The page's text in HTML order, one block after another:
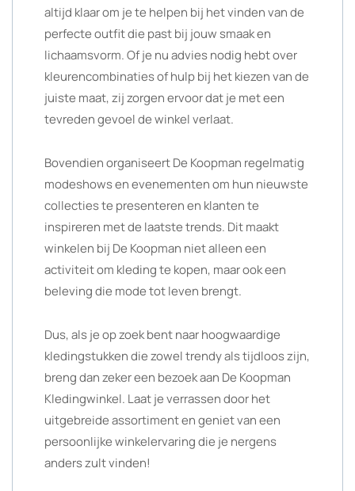
altijd klaar om je te helpen bij het vinden van de
perfecte outfit die past bij jouw smaak en
lichaamsvorm. Of je nu advies nodig hebt over
kleurencombinaties of hulp bij het kiezen van de
juiste maat, zij zorgen ervoor dat je met een
tevreden gevoel de winkel verlaat.
Bovendien organiseert De Koopman regelmatig
modeshows en evenementen om hun nieuwste
collecties te presenteren en klanten te
inspireren met de laatste trends. Dit maakt
winkelen bij De Koopman niet alleen een
activiteit om kleding te kopen, maar ook een
beleving die mode tot leven brengt.
Dus, als je op zoek bent naar hoogwaardige
kledingstukken die zowel trendy als tijdloos zijn,
breng dan zeker een bezoek aan De Koopman
Kledingwinkel. Laat je verrassen door het
uitgebreide assortiment en geniet van een
persoonlijke winkelervaring die je nergens
anders zult vinden!